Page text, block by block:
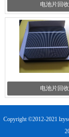
电池片回收
电池片回收
Copyright ©2012-2021